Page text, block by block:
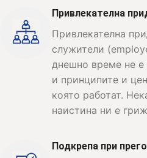
Привлекателна
Привлекателна
служители
днешно време не е
и принципите и
която работат.
наистина ни е
Подкрепа при